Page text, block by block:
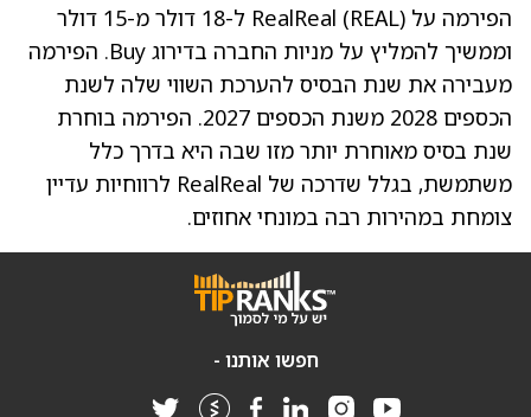
הפירמה על RealReal (REAL) ל-18 דולר מ-15 דולר
וממשיך להמליץ על מניות החברה בדירוג Buy. הפירמה
מעבירה את שנת הבסיס להערכת השווי שלה לשנת
הכספים 2028 משנת הכספים 2027. הפירמה בוחרת
שנת בסיס מאוחרת יותר מזו שבה היא בדרך כלל
משתמשת, בגלל שדרכה של RealReal לרווחיות עדיין
צומחת במהירות רבה במונחי אחוזים.
חפשו אותנו -